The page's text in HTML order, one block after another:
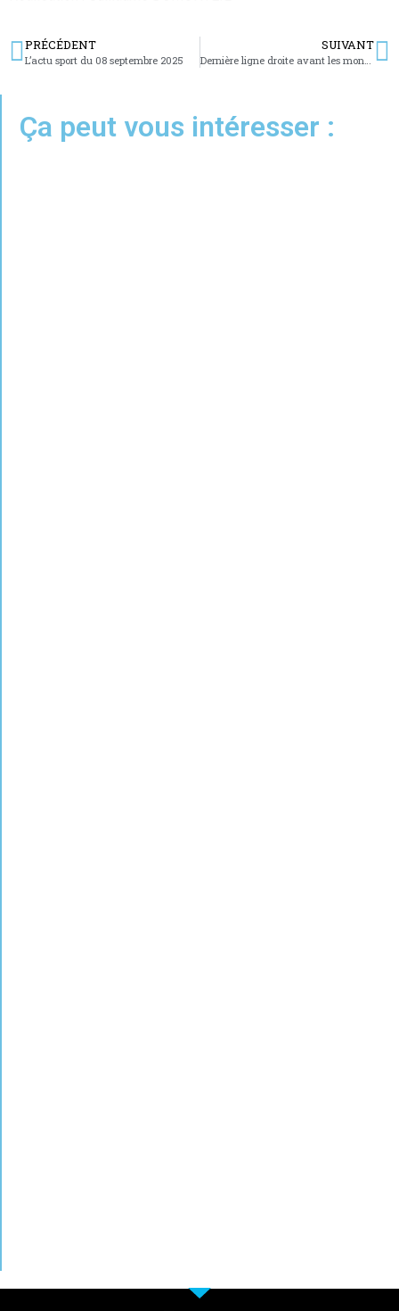
PRÉCÉDENT
L’actu sport du 08 septembre 2025
SUIVANT
Dernière ligne droite avant les mondiaux de Tokyo pour Yann Schrub
Ça peut vous intéresser :